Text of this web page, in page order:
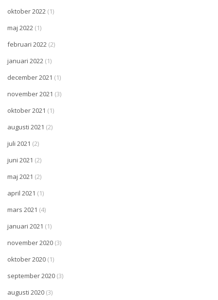
oktober 2022 (1)
maj 2022 (1)
februari 2022 (2)
januari 2022 (1)
december 2021 (1)
november 2021 (3)
oktober 2021 (1)
augusti 2021 (2)
juli 2021 (2)
juni 2021 (2)
maj 2021 (2)
april 2021 (1)
mars 2021 (4)
januari 2021 (1)
november 2020 (3)
oktober 2020 (1)
september 2020 (3)
augusti 2020 (3)